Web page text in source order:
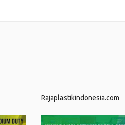
Rajaplastikindonesia.com